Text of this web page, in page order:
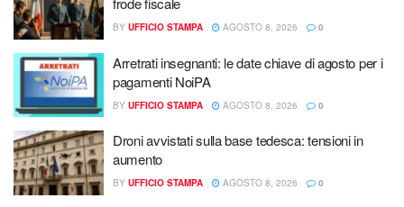
BY UFFICIO STAMPA AGOSTO 8, 2026 0
Arretrati insegnanti: le date chiave di agosto per i
pagamenti NoiPA
BY UFFICIO STAMPA AGOSTO 8, 2026 0
Droni avvistati sulla base tedesca: tensioni in
aumento
BY UFFICIO STAMPA AGOSTO 8, 2026 0